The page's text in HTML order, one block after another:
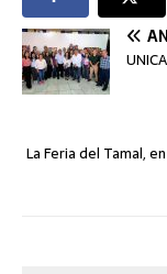
La Feria del Tamal,